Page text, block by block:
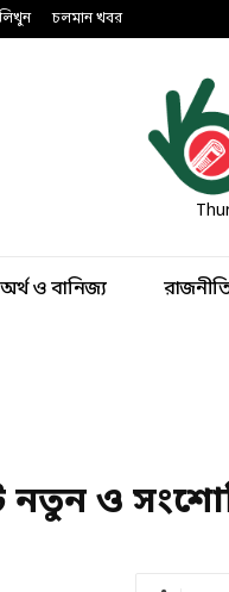
চলমান খবর
অর্থ ও বানিজ্য
ও